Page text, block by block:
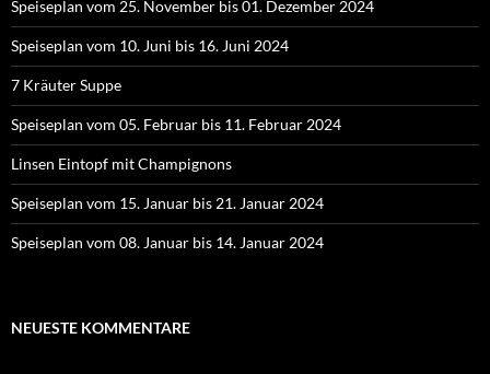
Speiseplan vom 25. November bis 01. Dezember 2024
Speiseplan vom 10. Juni bis 16. Juni 2024
7 Kräuter Suppe
Speiseplan vom 05. Februar bis 11. Februar 2024
Linsen Eintopf mit Champignons
Speiseplan vom 15. Januar bis 21. Januar 2024
Speiseplan vom 08. Januar bis 14. Januar 2024
NEUESTE KOMMENTARE